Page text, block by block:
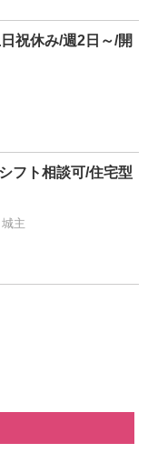
祝休み/週2日～/開
フト相談可/住宅型
主